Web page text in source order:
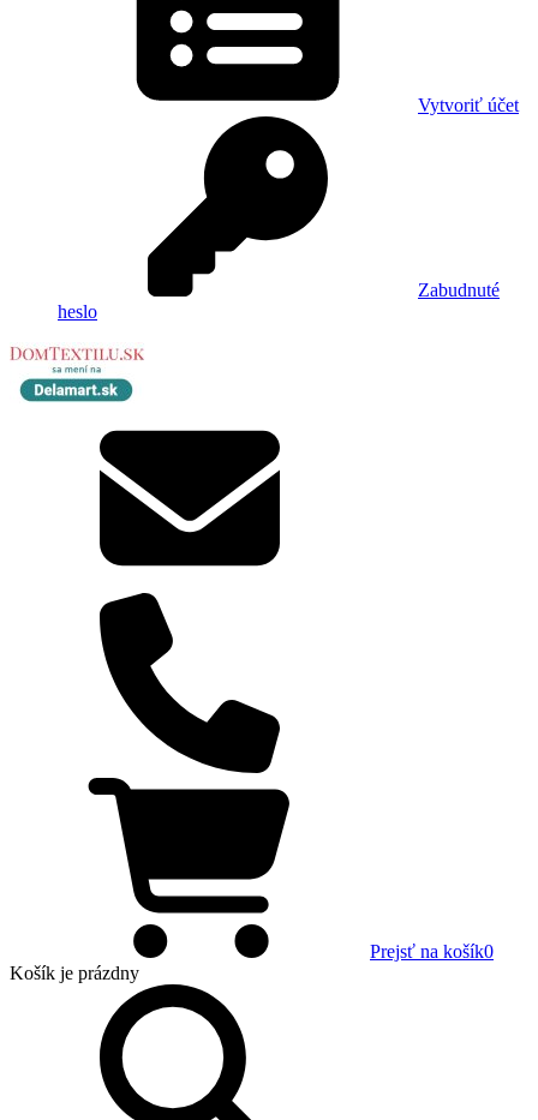
Vytvoriť účet
Zabudnuté
heslo
Prejsť na košík0
Košík je prázdny